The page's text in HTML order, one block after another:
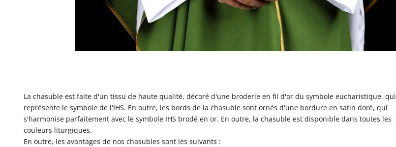
La chasuble est faite d'un tissu de haute qualité, décoré d'une broderie en fil d'or du symbole eucharistique, qui
représente le symbole de l'IHS. En outre, les bords de la chasuble sont ornés d'une bordure en satin doré, qui
s'harmonise parfaitement avec le symbole IHS brodé en or. En outre, la chasuble est disponible dans toutes les
couleurs liturgiques.
En outre, les avantages de nos chasubles sont les suivants :